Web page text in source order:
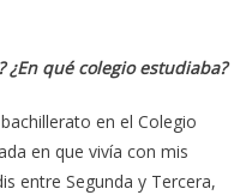
¿En qué colegio estudiaba?
en el Colegio
en que vivía con mis
entre Segunda y Tercera,